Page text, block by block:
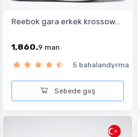
Reebok gara erkek krossow...
1,860.9 man
5 bahalandyrma
Sebede goş